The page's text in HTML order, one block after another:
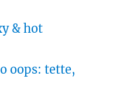
& hot
oops: tette,